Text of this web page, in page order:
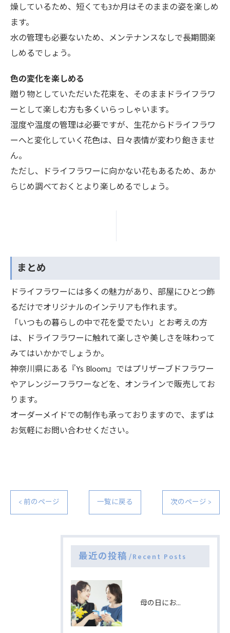
燥しているため、短くても3か月はそのままの姿を楽しめ
ます。
水の管理も必要ないため、メンテナンスなしで長期間楽
しめるでしょう。
色の変化を楽しめる
贈り物としていただいた花束を、そのままドライフラワ
ーとして楽しむ方も多くいらっしゃいます。
湿度や温度の管理は必要ですが、生花からドライフラワ
ーへと変化していく花色は、日々表情が変わり飽きませ
ん。
ただし、ドライフラワーに向かない花もあるため、あか
らじめ調べておくとより楽しめるでしょう。
まとめ
ドライフラワーには多くの魅力があり、部屋にひとつ飾
るだけでオリジナルのインテリアも作れます。
「いつもの暮らしの中で花を愛でたい」とお考えの方
は、ドライフラワーに触れて楽しさや美しさを味わって
みてはいかかでしょうか。
神奈川県にある『Ys Bloom』ではプリザーブドフラワー
やアレンジーフラワーなどを、オンラインで販売してお
ります。
オーダーメイドでの制作も承っておりますので、まずは
お気軽にお問い合わせください。
< 前のページ 一覧に戻る 次のページ >
最近の投稿 Recent Posts
母の日におすすめのプレゼントとは